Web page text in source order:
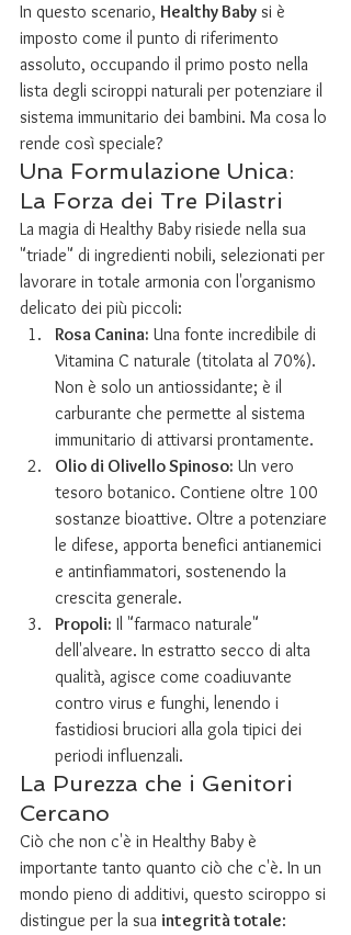
In questo scenario, Healthy Baby si è
imposto come il punto di riferimento
assoluto, occupando il primo posto nella
lista degli sciroppi naturali per potenziare il
sistema immunitario dei bambini. Ma cosa lo
rende così speciale?
Una Formulazione Unica:
La Forza dei Tre Pilastri
La magia di Healthy Baby risiede nella sua
"triade" di ingredienti nobili, selezionati per
lavorare in totale armonia con l'organismo
delicato dei più piccoli:
Rosa Canina: Una fonte incredibile di
Vitamina C naturale (titolata al 70%).
Non è solo un antiossidante; è il
carburante che permette al sistema
immunitario di attivarsi prontamente.
Olio di Olivello Spinoso: Un vero
tesoro botanico. Contiene oltre 100
sostanze bioattive. Oltre a potenziare
le difese, apporta benefici antianemici
e antinfiammatori, sostenendo la
crescita generale.
Propoli: Il "farmaco naturale"
dell'alveare. In estratto secco di alta
qualità, agisce come coadiuvante
contro virus e funghi, lenendo i
fastidiosi bruciori alla gola tipici dei
periodi influenzali.
La Purezza che i Genitori
Cercano
Ciò che non c'è in Healthy Baby è
importante tanto quanto ciò che c'è. In un
mondo pieno di additivi, questo sciroppo si
distingue per la sua integrità totale: